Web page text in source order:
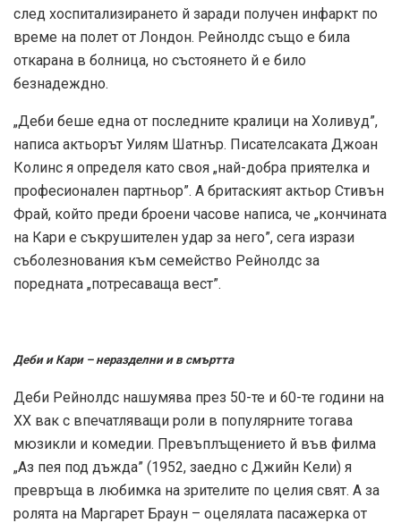
след хоспитализирането й заради получен инфаркт по
време на полет от Лондон. Рейнолдс също е била
откарана в болница, но състоянето й е било
безнадеждно.
„Деби беше една от последните кралици на Холивуд”,
написа актьорът Уилям Шатнър. Писателсаката Джоан
Колинс я определя като своя „най-добра приятелка и
професионален партньор”. А бритаският актьор Стивън
Фрай, който преди броени часове написа, че „кончината
на Кари е съкрушителен удар за него”, сега изрази
съболезнования към семейство Рейнолдс за
поредната „потресаваща вест”.
Деби и Кари – неразделни и в смъртта
Деби Рейнолдс нашумява през 50-те и 60-те години на
ХХ вак с впечатляващи роли в популярните тогава
мюзикли и комедии. Превъплъщението й във филма
„Аз пея под дъжда” (1952, заедно с Джийн Кели) я
превръща в любимка на зрителите по целия свят. А за
ролята на Маргарет Браун – оцелялата пасажерка от